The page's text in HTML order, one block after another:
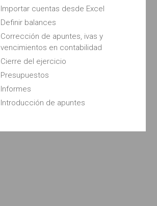
Importar cuentas desde Excel
Definir balances
Corrección de apuntes, ivas y
vencimientos en contabilidad
Cierre del ejercicio
Presupuestos
Informes
Introducción de apuntes